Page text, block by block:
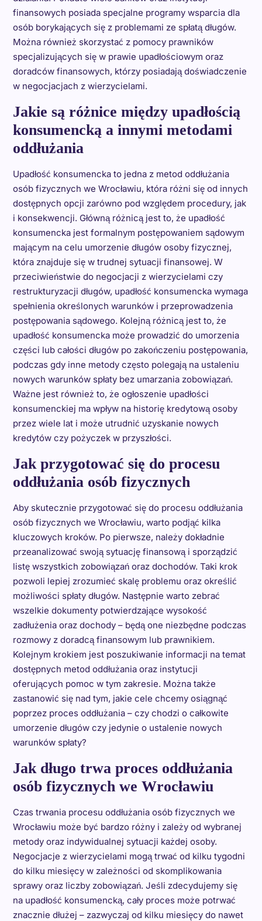
finansowych posiada specjalne programy wsparcia dla
osób borykających się z problemami ze spłatą długów.
Można również skorzystać z pomocy prawników
specjalizujących się w prawie upadłościowym oraz
doradców finansowych, którzy posiadają doświadczenie
w negocjacjach z wierzycielami.
Jakie są różnice między upadłością
konsumencką a innymi metodami
oddłużania
Upadłość konsumencka to jedna z metod oddłużania
osób fizycznych we Wrocławiu, która różni się od innych
dostępnych opcji zarówno pod względem procedury, jak
i konsekwencji. Główną różnicą jest to, że upadłość
konsumencka jest formalnym postępowaniem sądowym
mającym na celu umorzenie długów osoby fizycznej,
która znajduje się w trudnej sytuacji finansowej. W
przeciwieństwie do negocjacji z wierzycielami czy
restrukturyzacji długów, upadłość konsumencka wymaga
spełnienia określonych warunków i przeprowadzenia
postępowania sądowego. Kolejną różnicą jest to, że
upadłość konsumencka może prowadzić do umorzenia
części lub całości długów po zakończeniu postępowania,
podczas gdy inne metody często polegają na ustaleniu
nowych warunków spłaty bez umarzania zobowiązań.
Ważne jest również to, że ogłoszenie upadłości
konsumenckiej ma wpływ na historię kredytową osoby
przez wiele lat i może utrudnić uzyskanie nowych
kredytów czy pożyczek w przyszłości.
Jak przygotować się do procesu
oddłużania osób fizycznych
Aby skutecznie przygotować się do procesu oddłużania
osób fizycznych we Wrocławiu, warto podjąć kilka
kluczowych kroków. Po pierwsze, należy dokładnie
przeanalizować swoją sytuację finansową i sporządzić
listę wszystkich zobowiązań oraz dochodów. Taki krok
pozwoli lepiej zrozumieć skalę problemu oraz określić
możliwości spłaty długów. Następnie warto zebrać
wszelkie dokumenty potwierdzające wysokość
zadłużenia oraz dochody – będą one niezbędne podczas
rozmowy z doradcą finansowym lub prawnikiem.
Kolejnym krokiem jest poszukiwanie informacji na temat
dostępnych metod oddłużania oraz instytucji
oferujących pomoc w tym zakresie. Można także
zastanowić się nad tym, jakie cele chcemy osiągnąć
poprzez proces oddłużania – czy chodzi o całkowite
umorzenie długów czy jedynie o ustalenie nowych
warunków spłaty?
Jak długo trwa proces oddłużania
osób fizycznych we Wrocławiu
Czas trwania procesu oddłużania osób fizycznych we
Wrocławiu może być bardzo różny i zależy od wybranej
metody oraz indywidualnej sytuacji każdej osoby.
Negocjacje z wierzycielami mogą trwać od kilku tygodni
do kilku miesięcy w zależności od skomplikowania
sprawy oraz liczby zobowiązań. Jeśli zdecydujemy się
na upadłość konsumencką, cały proces może potrwać
znacznie dłużej – zazwyczaj od kilku miesięcy do nawet